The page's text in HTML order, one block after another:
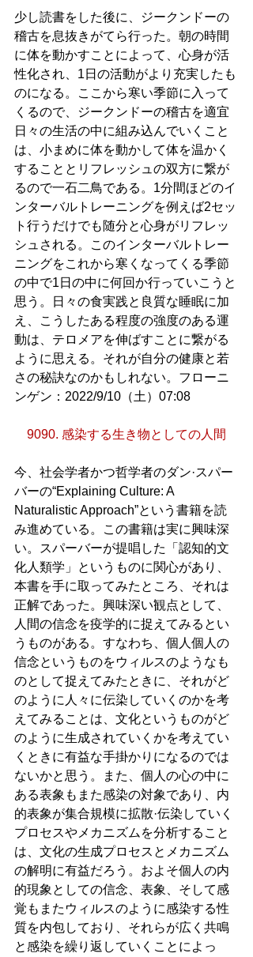
少し読書をした後に、ジークンドーの
稽古を息抜きがてら行った。朝の時間
に体を動かすことによって、心身が活
性化され、1日の活動がより充実したも
のになる。ここから寒い季節に入って
くるので、ジークンドーの稽古を適宜
日々の生活の中に組み込んでいくこと
は、小まめに体を動かして体を温かく
することとリフレッシュの双方に繋が
るので一石二鳥である。1分間ほどのイ
ンターバルトレーニングを例えば2セッ
ト行うだけでも随分と心身がリフレッ
シュされる。このインターバルトレー
ニングをこれから寒くなってくる季節
の中で1日の中に何回か行っていこうと
思う。日々の食実践と良質な睡眠に加
え、こうしたある程度の強度のある運
動は、テロメアを伸ばすことに繋がる
ように思える。それが自分の健康と若
さの秘訣なのかもしれない。フローニ
ンゲン：2022/9/10（土）07:08
9090. 感染する生き物としての人間
今、社会学者かつ哲学者のダン·スパー
バーの“Explaining Culture: A
Naturalistic Approach”という書籍を読
み進めている。この書籍は実に興味深
い。スパーバーが提唱した「認知的文
化人類学」というものに関心があり、
本書を手に取ってみたところ、それは
正解であった。興味深い観点として、
人間の信念を疫学的に捉えてみるとい
うものがある。すなわち、個人個人の
信念というものをウィルスのようなも
のとして捉えてみたときに、それがど
のように人々に伝染していくのかを考
えてみることは、文化というものがど
のように生成されていくかを考えてい
くときに有益な手掛かりになるのでは
ないかと思う。また、個人の心の中に
ある表象もまた感染の対象であり、内
的表象が集合規模に拡散·伝染していく
プロセスやメカニズムを分析すること
は、文化の生成プロセスとメカニズム
の解明に有益だろう。およそ個人の内
的現象としての信念、表象、そして感
覚もまたウィルスのように感染する性
質を内包しており、それらが広く共鳴
と感染を繰り返していくことによっ